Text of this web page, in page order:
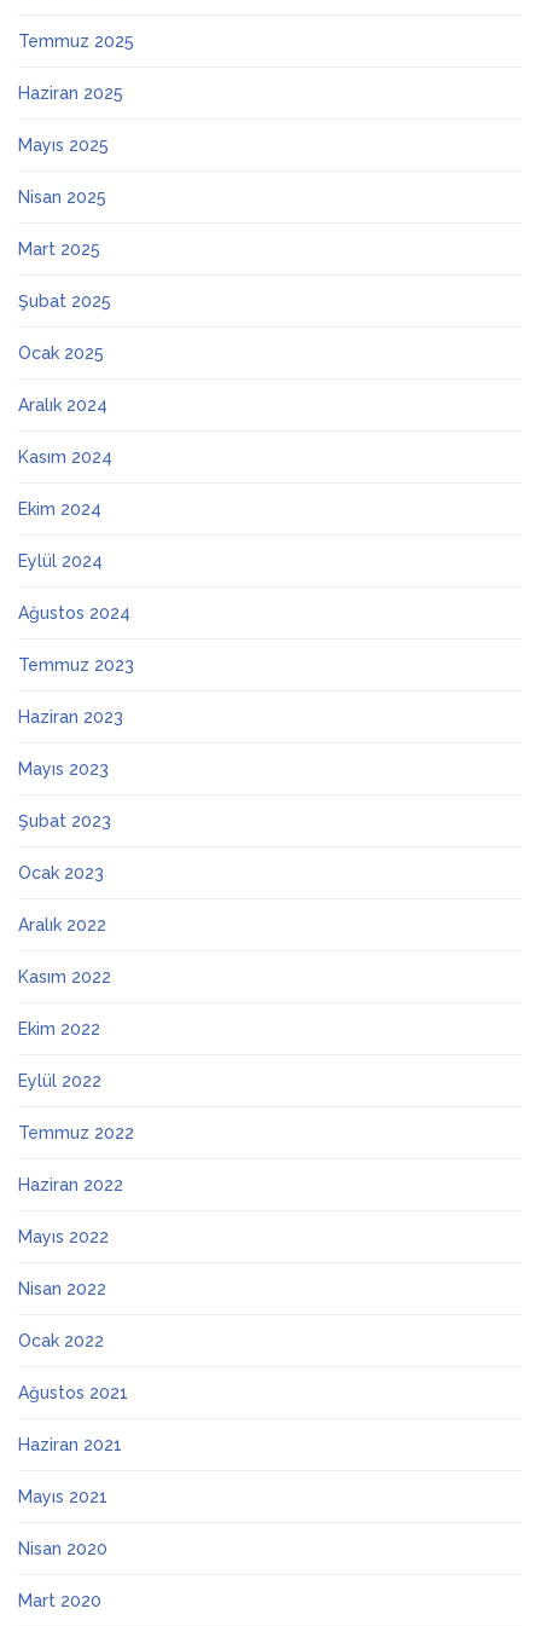
Temmuz 2025
Haziran 2025
Mayıs 2025
Nisan 2025
Mart 2025
Şubat 2025
Ocak 2025
Aralık 2024
Kasım 2024
Ekim 2024
Eylül 2024
Ağustos 2024
Temmuz 2023
Haziran 2023
Mayıs 2023
Şubat 2023
Ocak 2023
Aralık 2022
Kasım 2022
Ekim 2022
Eylül 2022
Temmuz 2022
Haziran 2022
Mayıs 2022
Nisan 2022
Ocak 2022
Ağustos 2021
Haziran 2021
Mayıs 2021
Nisan 2020
Mart 2020